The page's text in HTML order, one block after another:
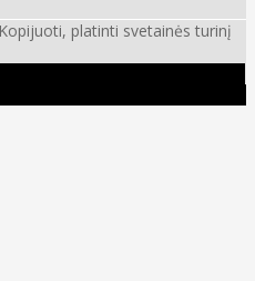
platinti svetainės turinį